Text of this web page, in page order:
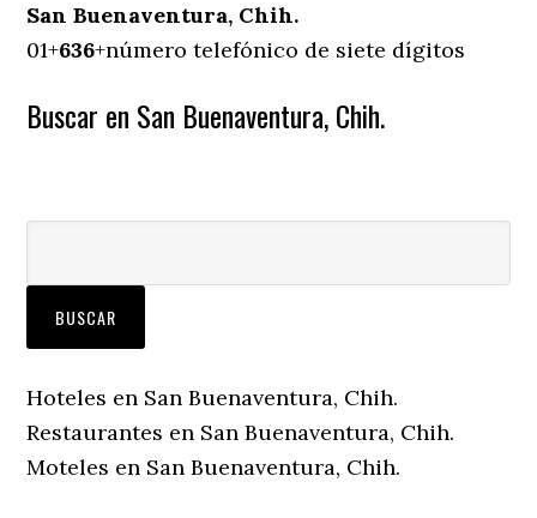
San Buenaventura, Chih.
01+636+número telefónico de siete dígitos
Buscar en San Buenaventura, Chih.
Hoteles en San Buenaventura, Chih.
Restaurantes en San Buenaventura, Chih.
Moteles en San Buenaventura, Chih.